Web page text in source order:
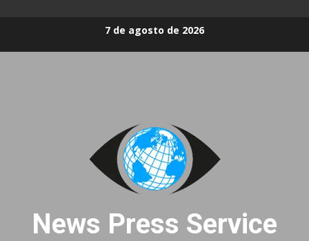
7 de agosto de 2026
News Press Service